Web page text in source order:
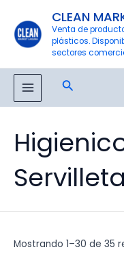
contenido
CLEAN
Venta de
plásticos.
sectores
MAIN
Buscar
Mostrando 1–30 de 35